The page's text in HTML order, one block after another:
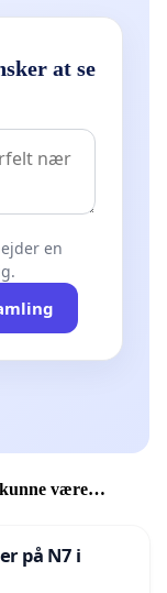
at se
en
være
på N7 i